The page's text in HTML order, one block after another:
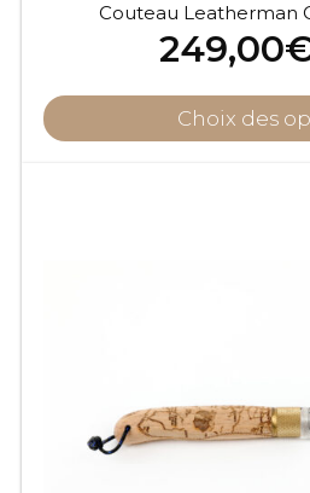
Couteau Leatherman
249,00
Choix des